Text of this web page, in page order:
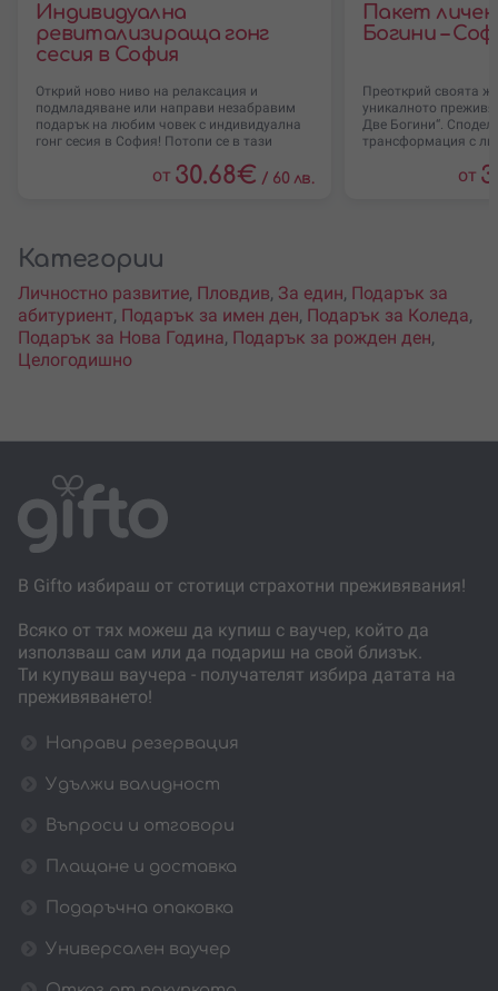
Индивидуална
ревитализираща гонг
сесия в София
Открий ново ниво на релаксация и
подмладяване или направи незабравим
подарък на любим човек с индивидуална
гонг сесия в София! Потопи се в тази
от 30.68€ / 60 лв.
Пакет
Богини –
Преоткрий своята
уникалното
Две Богини“.
трансформация с
от
Категории
Личностно развитие, Пловдив, За един, Подарък за
абитуриент, Подарък за имен ден, Подарък за Коледа,
Подарък за Нова Година, Подарък за рожден ден,
Целогодишно
В Gifto избираш от стотици страхотни преживявания!
Всяко от тях можеш да купиш с ваучер, който да
използваш сам или да подариш на свой близък.
Ти купуваш ваучера - получателят избира датата на
преживяването!
Направи резервация
Удължи валидност
Въпроси и отговори
Плащане и доставка
Подаръчна опаковка
Универсален ваучер